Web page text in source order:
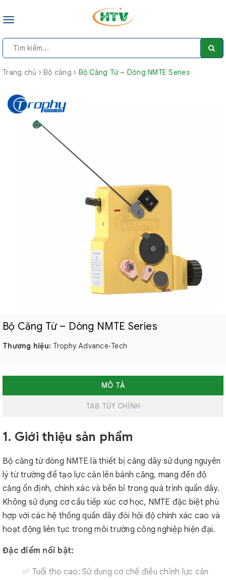
Toggle
Trang chủ Bộ căng Bộ Căng Từ – Dòng NMTE Series
Bộ Căng Từ – Dòng NMTE Series
Thương hiệu: Trophy Advance‑Tech
MÔ TẢ
TAB TÙY CHỈNH
1. Giới thiệu sản phẩm
Bộ căng từ dòng NMTE là thiết bị căng dây sử dụng nguyên
lý từ trường để tạo lực cản lên bánh căng, mang đến độ
căng ổn định, chính xác và bền bỉ trong quá trình quấn dây.
Không sử dụng cơ cấu tiếp xúc cơ học, NMTE đặc biệt phù
hợp với các hệ thống quấn dây đòi hỏi độ chính xác cao và
hoạt động liên tục trong môi trường công nghiệp hiện đại.
Đặc điểm nổi bật:
✅ Tuổi thọ cao: Sử dụng cơ chế điều chỉnh lực cản